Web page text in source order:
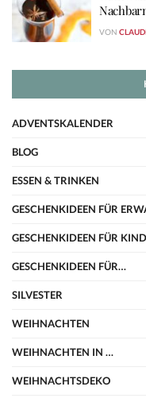
VON
ADVENTSKALENDER
BLOG
ESSEN & TRINKEN
GESCHENKIDEEN FÜR
GESCHENKIDEEN FÜR
GESCHENKIDEEN FÜR…
SILVESTER
WEIHNACHTEN
WEIHNACHTEN IN …
WEIHNACHTSDEKO